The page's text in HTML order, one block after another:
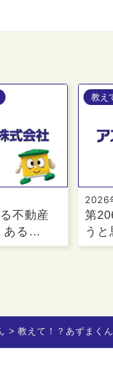
不動産
ある…
教え
2026
第
う
教えて！？あずまくん